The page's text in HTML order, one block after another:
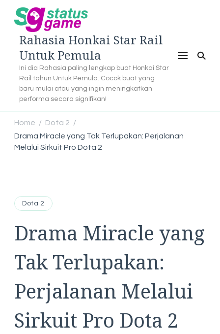
Rahasia Honkai Star Rail
Untuk Pemula
Ini dia Rahasia paling lengkap buat Honkai Star
Rail tahun Untuk Pemula. Cocok buat yang
baru mulai atau yang ingin meningkatkan
performa secara signifikan!
Home / Dota 2 /
Drama Miracle yang Tak Terlupakan: Perjalanan
Melalui Sirkuit Pro Dota 2
Dota 2
Drama Miracle yang
Tak Terlupakan:
Perjalanan Melalui
Sirkuit Pro Dota 2